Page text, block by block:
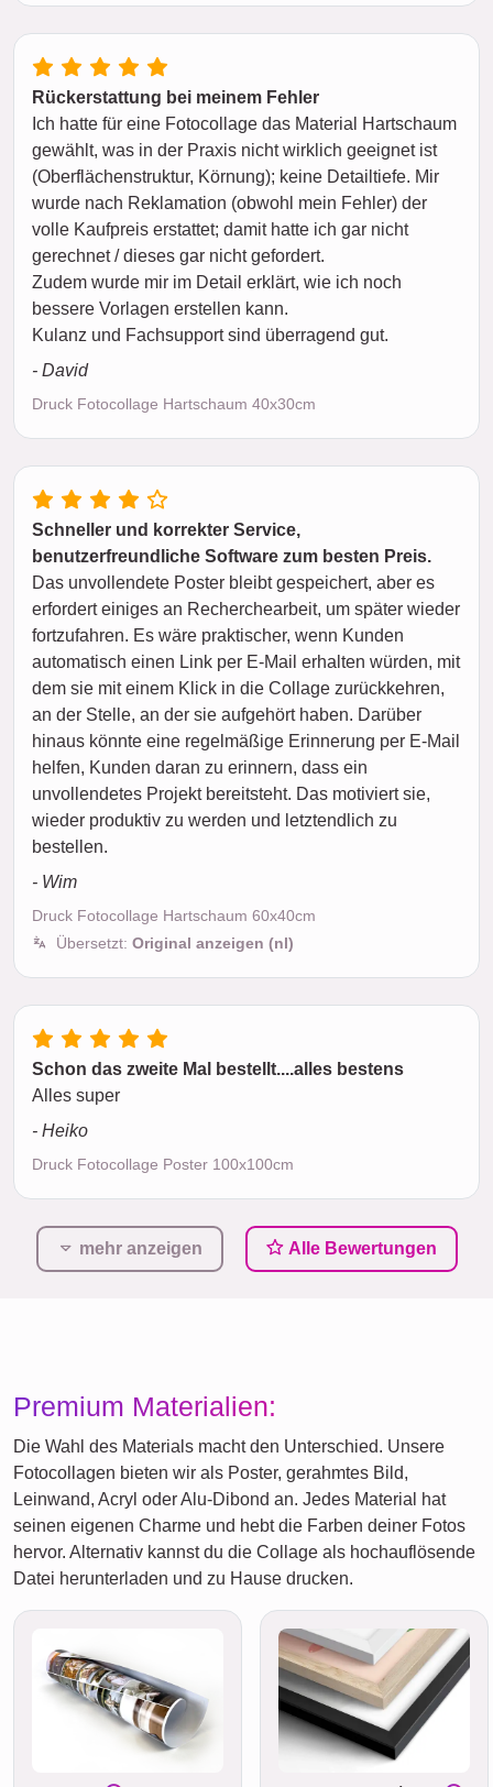
Rückerstattung bei meinem Fehler
Ich hatte für eine Fotocollage das Material Hartschaum
gewählt, was in der Praxis nicht wirklich geeignet ist
(Oberflächenstruktur, Körnung); keine Detailtiefe. Mir
wurde nach Reklamation (obwohl mein Fehler) der
volle Kaufpreis erstattet; damit hatte ich gar nicht
gerechnet / dieses gar nicht gefordert.
Zudem wurde mir im Detail erklärt, wie ich noch
bessere Vorlagen erstellen kann.
Kulanz und Fachsupport sind überragend gut.
- David
Druck Fotocollage Hartschaum 40x30cm
Schneller und korrekter Service,
benutzerfreundliche Software zum besten Preis.
Das unvollendete Poster bleibt gespeichert, aber es
erfordert einiges an Recherchearbeit, um später wieder
fortzufahren. Es wäre praktischer, wenn Kunden
automatisch einen Link per E-Mail erhalten würden, mit
dem sie mit einem Klick in die Collage zurückkehren,
an der Stelle, an der sie aufgehört haben. Darüber
hinaus könnte eine regelmäßige Erinnerung per E-Mail
helfen, Kunden daran zu erinnern, dass ein
unvollendetes Projekt bereitsteht. Das motiviert sie,
wieder produktiv zu werden und letztendlich zu
bestellen.
- Wim
Druck Fotocollage Hartschaum 60x40cm
Übersetzt: Original anzeigen (nl)
Schon das zweite Mal bestellt....alles bestens
Alles super
- Heiko
Druck Fotocollage Poster 100x100cm
mehr anzeigen Alle Bewertungen
Premium Materialien:
Die Wahl des Materials macht den Unterschied. Unsere
Fotocollagen bieten wir als Poster, gerahmtes Bild,
Leinwand, Acryl oder Alu-Dibond an. Jedes Material hat
seinen eigenen Charme und hebt die Farben deiner Fotos
hervor. Alternativ kannst du die Collage als hochauflösende
Datei herunterladen und zu Hause drucken.